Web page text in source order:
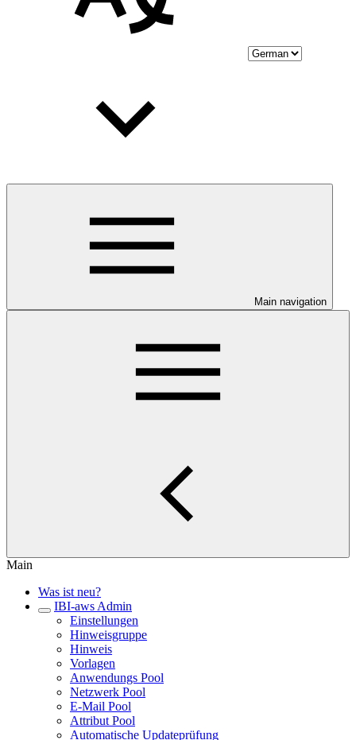
Main navigation
Main
Was ist neu?
IBI-aws Admin
Einstellungen
Hinweisgruppe
Hinweis
Vorlagen
Anwendungs Pool
Netzwerk Pool
E-Mail Pool
Attribut Pool
Automatische Updateprüfung